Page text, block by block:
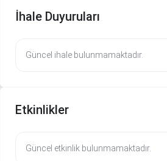
İhale Duyuruları
Güncel ihale bulunmamaktadır.
Etkinlikler
Güncel etkinlik bulunmamaktadır.